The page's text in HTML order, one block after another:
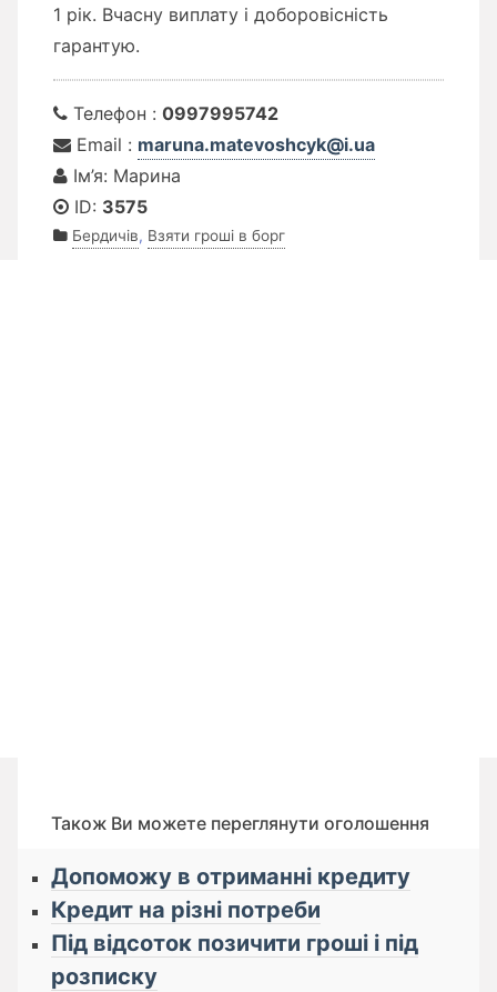
1 рік. Вчасну виплату і доборовісність
гарантую.
Телефон : 0997995742
Email : maruna.matevoshcyk@i.ua
Ім’я: Марина
ID: 3575
Бердичів, Взяти гроші в борг
Також Ви можете переглянути оголошення
Допоможу в отриманні кредиту
Кредит на різні потреби
Під відсоток позичити гроші і під
розписку